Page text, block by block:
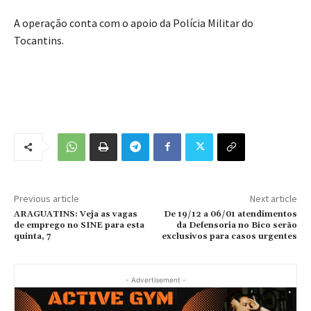
A operação conta com o apoio da Polícia Militar do
Tocantins.
Previous article
ARAGUATINS: Veja as vagas
de emprego no SINE para esta
quinta, 7
Next article
De 19/12 a 06/01 atendimentos
da Defensoria no Bico serão
exclusivos para casos urgentes
- Advertisement -